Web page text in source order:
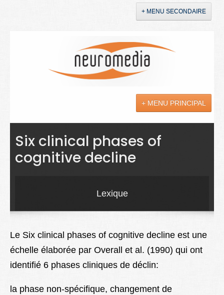
+ MENU SECONDAIRE
+ MENU PRINCIPAL
Actualités
Sciences
Droit
Lexique
Better Health
Six clinical phases of
cognitive decline
Lexique
Le Six clinical phases of cognitive decline est une
échelle élaborée par Overall et al. (1990) qui ont
identifié 6 phases cliniques de déclin:
la phase non-spécifique, changement de